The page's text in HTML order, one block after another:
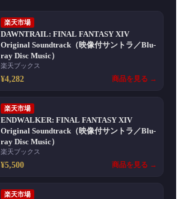
楽天市場
DAWNTRAIL: FINAL FANTASY XIV
Original Soundtrack（映像付サントラ／Blu-
ray Disc Music）
楽天ブックス
¥4,282 商品を見る →
楽天市場
ENDWALKER: FINAL FANTASY XIV
Original Soundtrack（映像付サントラ／Blu-
ray Disc Music）
楽天ブックス
¥5,500 商品を見る →
楽天市場